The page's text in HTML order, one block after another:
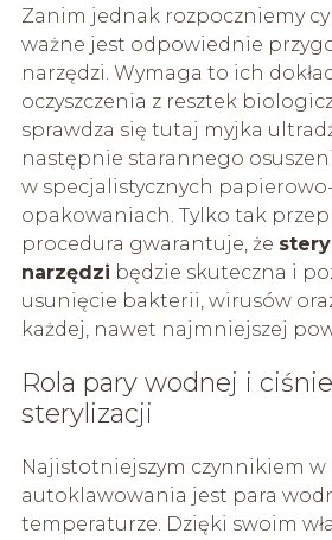
Zanim jednak rozpoczniemy
ważne jest odpowiednie
narzędzi. Wymaga to ich
oczyszczenia z resztek
sprawdza się tutaj myjka
następnie starannego
w specjalistycznych
opakowaniach. Tylko tak
procedura gwarantuje, że
narzędzi będzie skuteczna i
usunięcie bakterii, wirusów
każdej, nawet najmniejszej
Rola pary wodnej i
sterylizacji
Najistotniejszym czynnikiem w
autoklawowania jest para
temperaturze. Dzięki swoim